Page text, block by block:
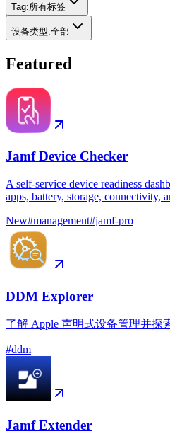
Tag:所有标签
设备类型:全部
Featured
Jamf Device Checker
A self-service device readiness
apps, battery, storage, connectivity,
New#management#jamf-pro
DDM Explorer
了解 Apple 声明式设备管理并探
#ddm
Jamf Extender